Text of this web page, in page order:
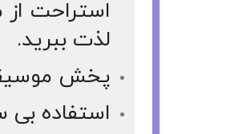
استراحت از
لذت ببرید.
پخش
استفاده بی